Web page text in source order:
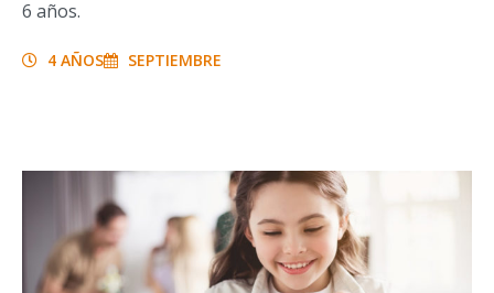
6 años.
4 AÑOS SEPTIEMBRE